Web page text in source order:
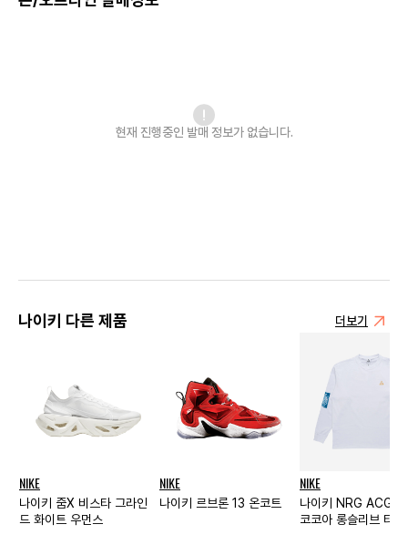
현재 진행중인 발매 정보가 없습니다.
나이키 다른 제품 더보기
NIKE
나이키 줌X 비스타 그라인
드 화이트 우먼스
NIKE
나이키 르브론 13 온코트
NIKE
나이키 NRG ACG
코코아 롱슬리브 티